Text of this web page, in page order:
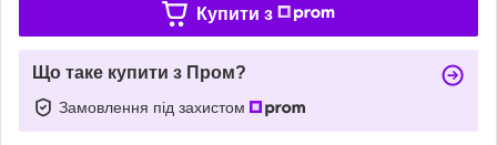
Купити з
Що таке купити з Пром?
Замовлення під захистом